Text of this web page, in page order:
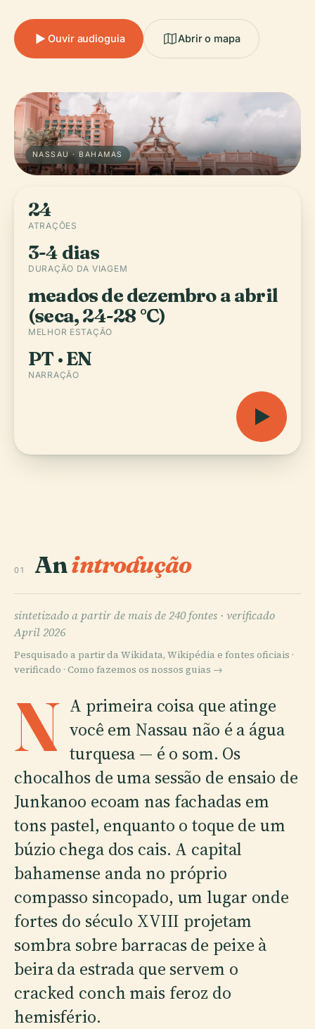
Ouvir audioguia Abrir o mapa
NASSAU · BAHAMAS
24
ATRAÇÕES
3-4 dias
DURAÇÃO DA VIAGEM
meados de dezembro a abril
(seca, 24-28 °C)
MELHOR ESTAÇÃO
PT · EN
NARRAÇÃO
01 Anintrodução
sintetizado a partir de mais de 240 fontes · verificado
April 2026
Pesquisado a partir da Wikidata, Wikipédia e fontes oficiais ·
verificado · Como fazemos os nossos guias →
N A primeira coisa que atinge
você em Nassau não é a água
turquesa — é o som. Os
chocalhos de uma sessão de ensaio de
Junkanoo ecoam nas fachadas em
tons pastel, enquanto o toque de um
búzio chega dos cais. A capital
bahamense anda no próprio
compasso sincopado, um lugar onde
fortes do século XVIII projetam
sombra sobre barracas de peixe à
beira da estrada que servem o
cracked conch mais feroz do
hemisfério.